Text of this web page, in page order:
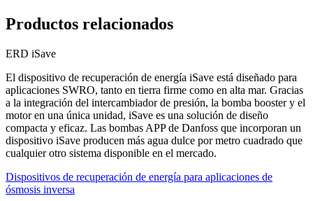
Productos relacionados
ERD iSave
El dispositivo de recuperación de energía iSave está diseñado para
aplicaciones SWRO, tanto en tierra firme como en alta mar. Gracias
a la integración del intercambiador de presión, la bomba booster y el
motor en una única unidad, iSave es una solución de diseño
compacta y eficaz. Las bombas APP de Danfoss que incorporan un
dispositivo iSave producen más agua dulce por metro cuadrado que
cualquier otro sistema disponible en el mercado.
Dispositivos de recuperación de energía para aplicaciones de
ósmosis inversa